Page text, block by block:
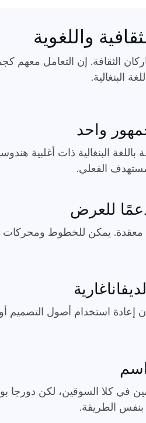
واللغوية
الثقافة. إن التعامل
البنغالية.
واحد
باللغة البنغالية ذات أغلبية
الفعلي.
للعرض
معقدة. يمكن للخطوط ومحركات
إن إعادة استخدام أصول
في كلا السوقين، لكن دورجا
الطريقة.